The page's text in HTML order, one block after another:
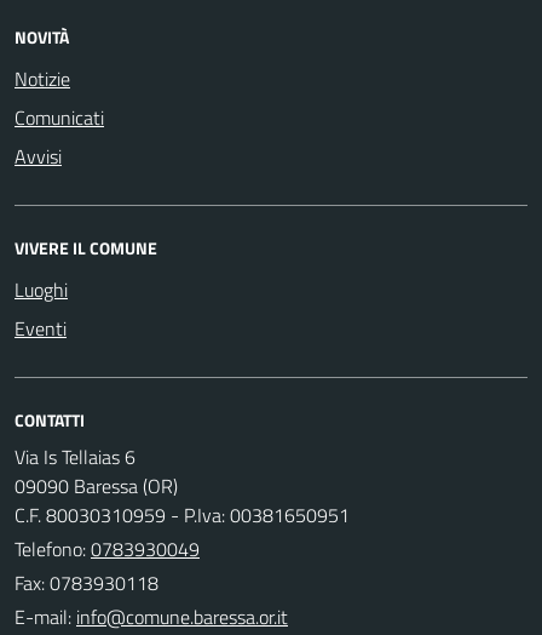
NOVITÀ
Notizie
Comunicati
Avvisi
VIVERE IL COMUNE
Luoghi
Eventi
CONTATTI
Via Is Tellaias 6
09090 Baressa (OR)
C.F. 80030310959 - P.Iva: 00381650951
Telefono:0783930049
Fax: 0783930118
E-mail: